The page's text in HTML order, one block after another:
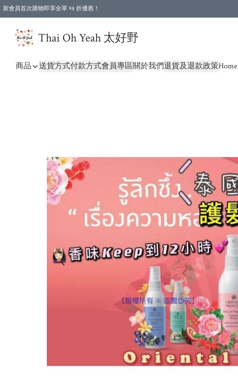
新會員首次購物即享全單 98 折優惠！
Thai Oh Yeah 太好野
商品 送貨方式付款方式會員專區關於我們退貨及退款政策Home